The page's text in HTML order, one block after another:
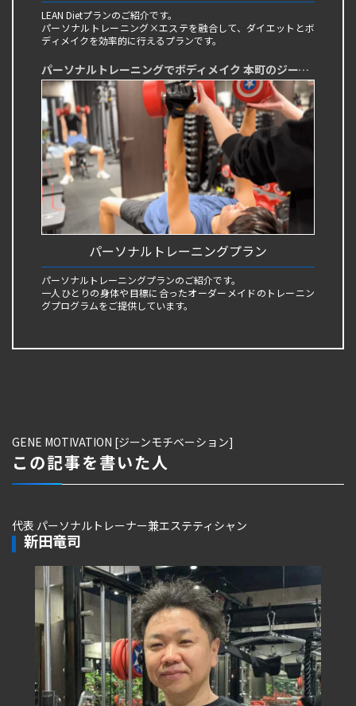
LEAN Dietプランのご紹介です。
パーソナルトレーニング×エステを融合して、ダイエットとボ
ディメイクを効率的に行えるプランです。
パーソナルトレーニングでボディメイク 本町のジーンモチベーション
パーソナルトレーニングプラン
パーソナルトレーニングプランのご紹介です。
一人ひとりの身体や目標に合ったオーダーメイドのトレーニン
グプログラムをご提供しています。
GENE MOTIVATION [ジーンモチベーション]
この記事を書いた人
代表 パーソナルトレーナー兼エステティシャン
新田竜司